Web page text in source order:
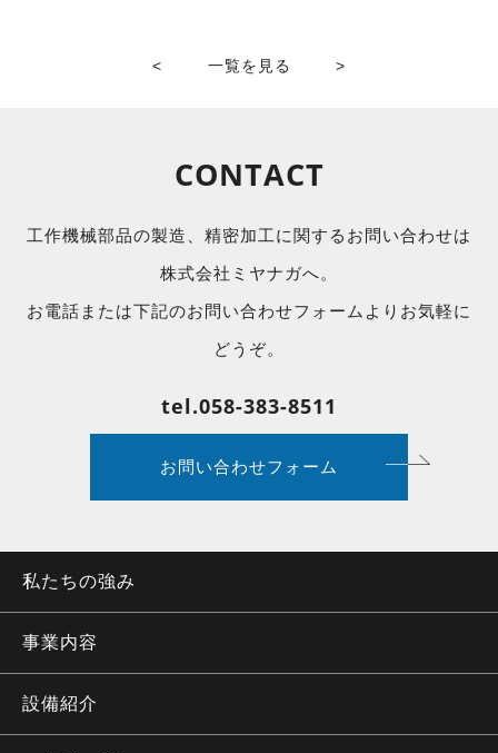
< 一覧を見る >
CONTACT
工作機械部品の製造、精密加工に関するお問い合わせは
株式会社ミヤナガへ。
お電話または下記のお問い合わせフォームよりお気軽に
どうぞ。
tel.058-383-8511
お問い合わせフォーム
私たちの強み
事業内容
設備紹介